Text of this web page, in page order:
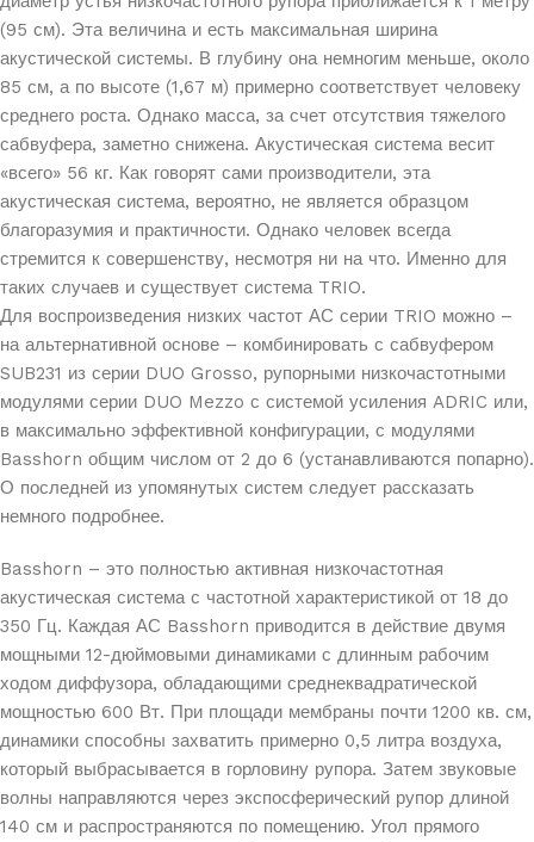
(95 см). Эта величина и есть максимальная ширина
акустической системы. В глубину она немногим меньше, около
85 см, а по высоте (1,67 м) примерно соответствует человеку
среднего роста. Однако масса, за счет отсутствия тяжелого
сабвуфера, заметно снижена. Акустическая система весит
«всего» 56 кг. Как говорят сами производители, эта
акустическая система, вероятно, не является образцом
благоразумия и практичности. Однако человек всегда
стремится к совершенству, несмотря ни на что. Именно для
таких случаев и существует система TRIO.
Для воспроизведения низких частот АС серии TRIO можно –
на альтернативной основе – комбинировать с сабвуфером
SUB231 из серии DUO Grosso, рупорными низкочастотными
модулями серии DUO Mezzo с системой усиления ADRIC или,
в максимально эффективной конфигурации, с модулями
Basshorn общим числом от 2 до 6 (устанавливаются попарно).
О последней из упомянутых систем следует рассказать
немного подробнее.
Basshorn – это полностью активная низкочастотная
акустическая система с частотной характеристикой от 18 до
350 Гц. Каждая АС Basshorn приводится в действие двумя
мощными 12-дюймовыми динамиками с длинным рабочим
ходом диффузора, обладающими среднеквадратической
мощностью 600 Вт. При площади мембраны почти 1200 кв. см,
динамики способны захватить примерно 0,5 литра воздуха,
который выбрасывается в горловину рупора. Затем звуковые
волны направляются через экспосферический рупор длиной
140 см и распространяются по помещению. Угол прямого